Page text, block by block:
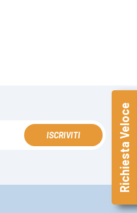
ISCRIVITI Richiesta Veloce